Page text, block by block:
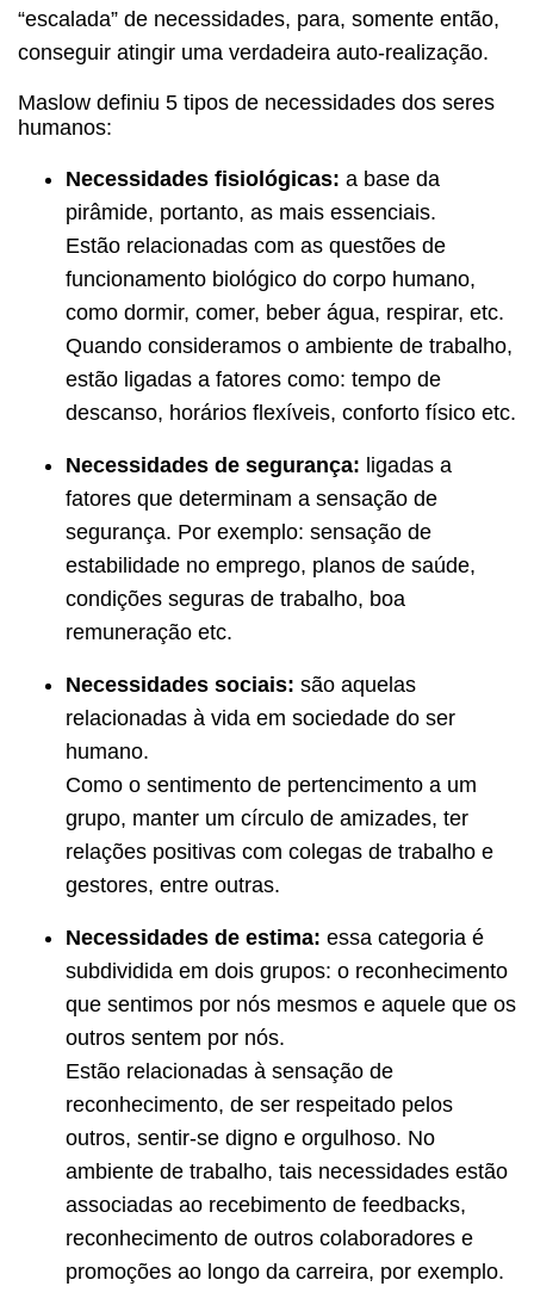
“escalada” de necessidades, para, somente então,
conseguir atingir uma verdadeira auto-realização.
Maslow definiu 5 tipos de necessidades dos seres
humanos:
Necessidades fisiológicas: a base da
pirâmide, portanto, as mais essenciais.
Estão relacionadas com as questões de
funcionamento biológico do corpo humano,
como dormir, comer, beber água, respirar, etc.
Quando consideramos o ambiente de trabalho,
estão ligadas a fatores como: tempo de
descanso, horários flexíveis, conforto físico etc.
Necessidades de segurança: ligadas a
fatores que determinam a sensação de
segurança. Por exemplo: sensação de
estabilidade no emprego, planos de saúde,
condições seguras de trabalho, boa
remuneração etc.
Necessidades sociais: são aquelas
relacionadas à vida em sociedade do ser
humano.
Como o sentimento de pertencimento a um
grupo, manter um círculo de amizades, ter
relações positivas com colegas de trabalho e
gestores, entre outras.
Necessidades de estima: essa categoria é
subdividida em dois grupos: o reconhecimento
que sentimos por nós mesmos e aquele que os
outros sentem por nós.
Estão relacionadas à sensação de
reconhecimento, de ser respeitado pelos
outros, sentir-se digno e orgulhoso. No
ambiente de trabalho, tais necessidades estão
associadas ao recebimento de feedbacks,
reconhecimento de outros colaboradores e
promoções ao longo da carreira, por exemplo.